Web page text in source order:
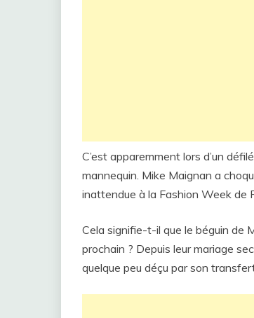
C’est apparemment lors d’un
mannequin. Mike Maignan a
inattendue à la Fashion Week de
Cela signifie-t-il que le béguin de
prochain ? Depuis leur mariage
quelque peu déçu par son